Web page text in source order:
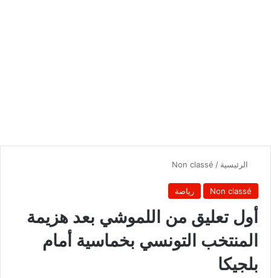
الرئيسية /
Non classé
Non classé رياضة
أول تعليق من اللموشي بعد هزيمة
المنتخب التونسي بخماسية أمام
بلجيكا